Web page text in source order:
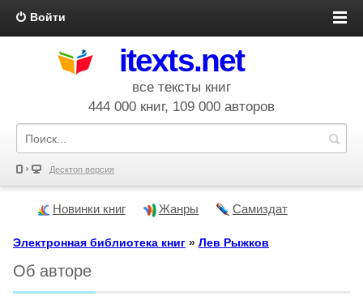
Войти
itexts.net
все тексты книг
444 000 книг, 109 000 авторов
Десктоп версия
Новинки книг Жанры Самиздат
Электронная библиотека книг » Лев Рыжков
Об авторе